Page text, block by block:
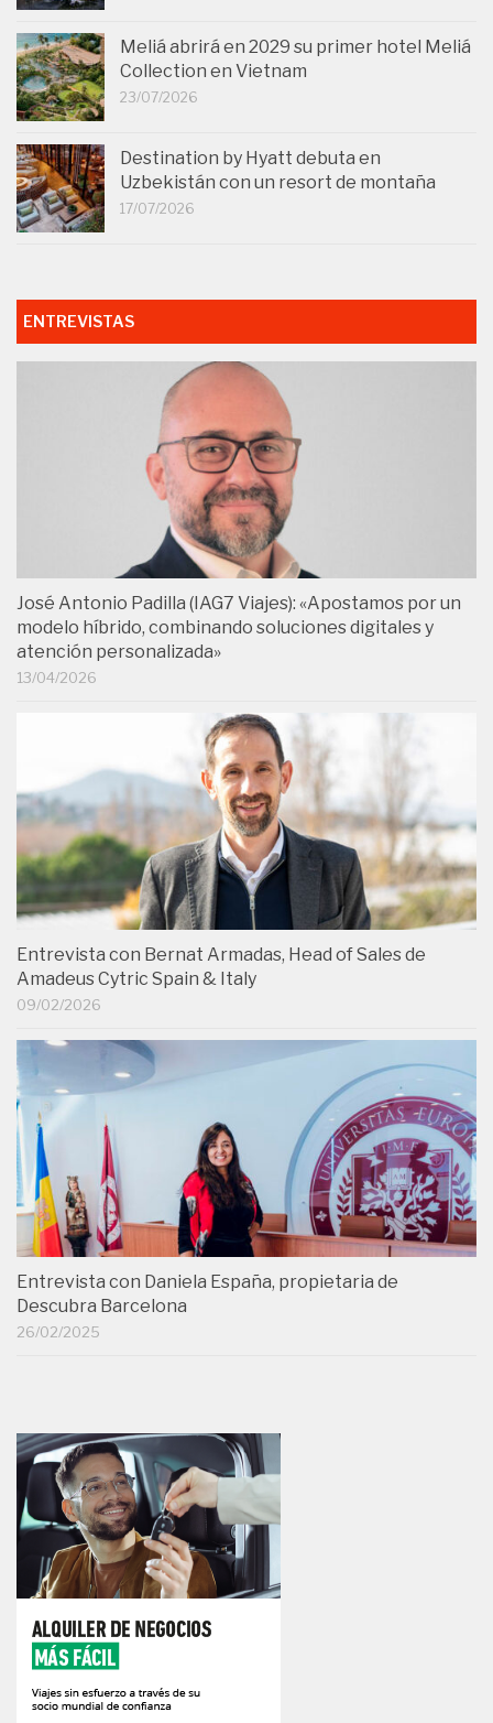
Meliá abrirá en 2029 su primer hotel Meliá
Collection en Vietnam
23/07/2026
Destination by Hyatt debuta en
Uzbekistán con un resort de montaña
17/07/2026
ENTREVISTAS
José Antonio Padilla (IAG7 Viajes): «Apostamos por un
modelo híbrido, combinando soluciones digitales y
atención personalizada»
13/04/2026
Entrevista con Bernat Armadas, Head of Sales de
Amadeus Cytric Spain & Italy
09/02/2026
Entrevista con Daniela España, propietaria de
Descubra Barcelona
26/02/2025